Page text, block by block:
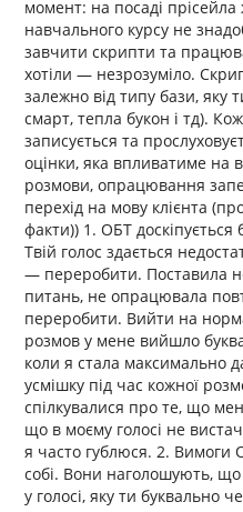
момент: на посаді
навчального курсу не
завчити скрипти та
хотіли — незрозуміло.
залежно від типу бази, яку
смарт, тепла букон і тд).
записується та
оцінки, яка впливатиме на
розмови, опрацювання
перехід на мову клієнта
факти)) 1. ОБТ доскіпується
Твій голос здається
— переробити. Поставила
питань, не опрацювала
переробити. Вийти на
розмов у мене вийшло
коли я стала максимально
усмішку під час кожної
спілкувалися про те, що
що в моєму голосі не
я часто гублюся. 2. Вимоги
собі. Вони наголошують, що
у голосі, яку ти буквально